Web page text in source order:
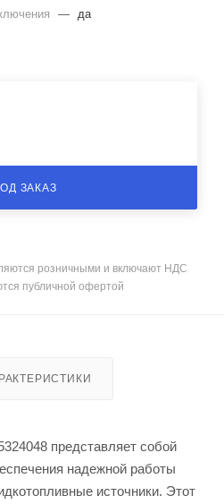
— да
ЗАКАЗ
розничными и включают НДС
публичной офертой
представляет собой
надежной работы
источники. Этот